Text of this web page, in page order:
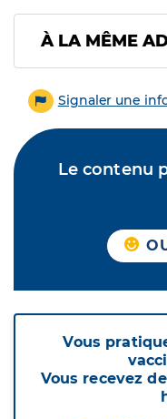
À LA MÊME
Signaler une
Le contenu
Vous
Vous recevez